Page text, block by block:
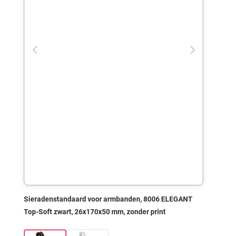
Sieradenstandaard voor armbanden, 8006 ELEGANT
Top-Soft zwart, 26x170x50 mm, zonder print